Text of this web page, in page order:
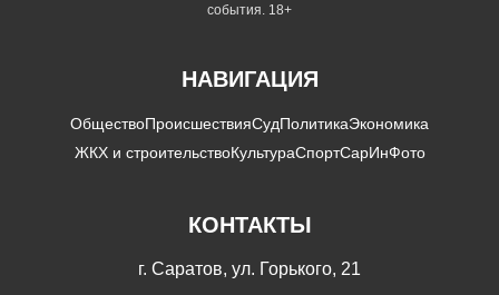
события. 18+
НАВИГАЦИЯ
ОбществоПроисшествияСудПолитикаЭкономика
ЖКХ и строительствоКультураСпортСарИнФото
КОНТАКТЫ
г. Саратов, ул. Горького, 21